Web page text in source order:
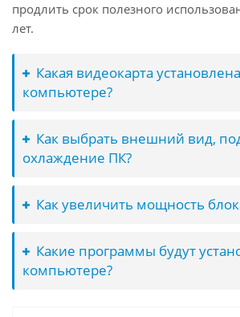
продлить срок полезного
лет.
Какая видеокарта
компьютере?
Как выбрать внешний вид,
охлаждение ПК?
Как увеличить мощность
Какие программы будут
компьютере?